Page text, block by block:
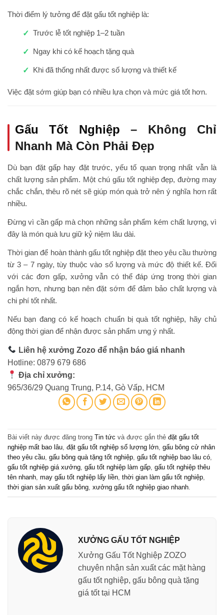
Thời điểm lý tưởng để đặt gấu tốt nghiệp là:
Trước lễ tốt nghiệp 1–2 tuần
Ngay khi có kế hoạch tặng quà
Khi đã thống nhất được số lượng và thiết kế
Việc đặt sớm giúp bạn có nhiều lựa chọn và mức giá tốt hơn.
Gấu Tốt Nghiệp – Không Chỉ
Nhanh Mà Còn Phải Đẹp
Dù bạn đặt gấp hay đặt trước, yếu tố quan trọng nhất vẫn là
chất lượng sản phẩm. Một chú gấu tốt nghiệp đẹp, đường may
chắc chắn, thêu rõ nét sẽ giúp món quà trở nên ý nghĩa hơn rất
nhiều.
Đừng vì cần gấp mà chọn những sản phẩm kém chất lượng, vì
đây là món quà lưu giữ kỷ niệm lâu dài.
Thời gian để hoàn thành gấu tốt nghiệp đặt theo yêu cầu thường
từ 3 – 7 ngày, tùy thuộc vào số lượng và mức độ thiết kế. Đối
với các đơn gấp, xưởng vẫn có thể đáp ứng trong thời gian
ngắn hơn, nhưng bạn nên đặt sớm để đảm bảo chất lượng và
chi phí tốt nhất.
Nếu bạn đang có kế hoạch chuẩn bị quà tốt nghiệp, hãy chủ
động thời gian để nhận được sản phẩm ưng ý nhất.
Liên hệ xưởng Zozo để nhận báo giá nhanh
Hotline: 0879 679 686
Địa chỉ xưởng:
965/36/29 Quang Trung, P.14, Gò Vấp, HCM
Bài viết này được đăng trong Tin tức và được gắn thẻ đặt gấu tốt
nghiệp mất bao lâu, đặt gấu tốt nghiệp số lượng lớn, gấu bông cử nhân
theo yêu cầu, gấu bông quà tặng tốt nghiệp, gấu tốt nghiệp bao lâu có,
gấu tốt nghiệp giá xưởng, gấu tốt nghiệp làm gấp, gấu tốt nghiệp thêu
tên nhanh, may gấu tốt nghiệp lấy liền, thời gian làm gấu tốt nghiệp,
thời gian sản xuất gấu bông, xưởng gấu tốt nghiệp giao nhanh.
XƯỞNG GẤU TỐT NGHIỆP
Xưởng Gấu Tốt Nghiệp ZOZO
chuyên nhận sản xuất các mặt hàng
gấu tốt nghiệp, gấu bông quà tặng
giá tốt tại HCM